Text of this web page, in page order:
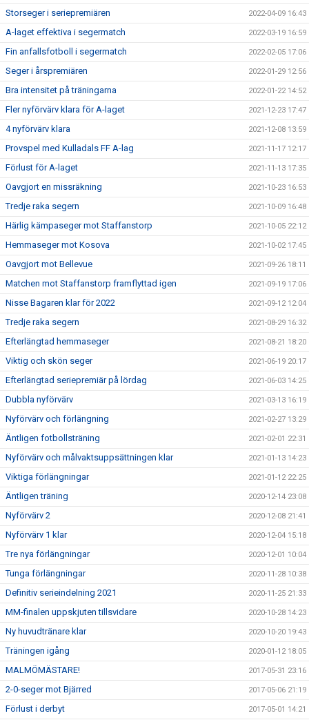
Storseger i seriepremiären 2022-04-09 16:43
A-laget effektiva i segermatch 2022-03-19 16:59
Fin anfallsfotboll i segermatch 2022-02-05 17:06
Seger i årspremiären 2022-01-29 12:56
Bra intensitet på träningarna 2022-01-22 14:52
Fler nyförvärv klara för A-laget 2021-12-23 17:47
4 nyförvärv klara 2021-12-08 13:59
Provspel med Kulladals FF A-lag 2021-11-17 12:17
Förlust för A-laget 2021-11-13 17:35
Oavgjort en missräkning 2021-10-23 16:53
Tredje raka segern 2021-10-09 16:48
Härlig kämpaseger mot Staffanstorp 2021-10-05 22:12
Hemmaseger mot Kosova 2021-10-02 17:45
Oavgjort mot Bellevue 2021-09-26 18:11
Matchen mot Staffanstorp framflyttad igen 2021-09-19 17:06
Nisse Bagaren klar för 2022 2021-09-12 12:04
Tredje raka segern 2021-08-29 16:32
Efterlängtad hemmaseger 2021-08-21 18:20
Viktig och skön seger 2021-06-19 20:17
Efterlängtad seriepremiär på lördag 2021-06-03 14:25
Dubbla nyförvärv 2021-03-13 16:19
Nyförvärv och förlängning 2021-02-27 13:29
Äntligen fotbollsträning 2021-02-01 22:31
Nyförvärv och målvaktsuppsättningen klar 2021-01-13 14:23
Viktiga förlängningar 2021-01-12 22:25
Äntligen träning 2020-12-14 23:08
Nyförvärv 2 2020-12-08 21:41
Nyförvärv 1 klar 2020-12-04 15:18
Tre nya förlängningar 2020-12-01 10:04
Tunga förlängningar 2020-11-28 10:38
Definitiv serieindelning 2021 2020-11-25 21:33
MM-finalen uppskjuten tillsvidare 2020-10-28 14:23
Ny huvudtränare klar 2020-10-20 19:43
Träningen igång 2020-01-12 18:05
MALMÖMÄSTARE! 2017-05-31 23:16
2-0-seger mot Bjärred 2017-05-06 21:19
Förlust i derbyt 2017-05-01 14:21